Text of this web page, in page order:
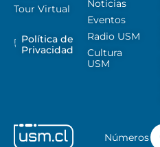
Tour Virtual
Política de
Privacidad
Noticias
Eventos
Radio USM
Cultura
USM
Números